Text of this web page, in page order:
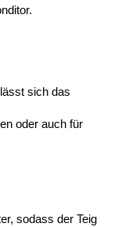
sich das
oder auch für
sodass der Teig